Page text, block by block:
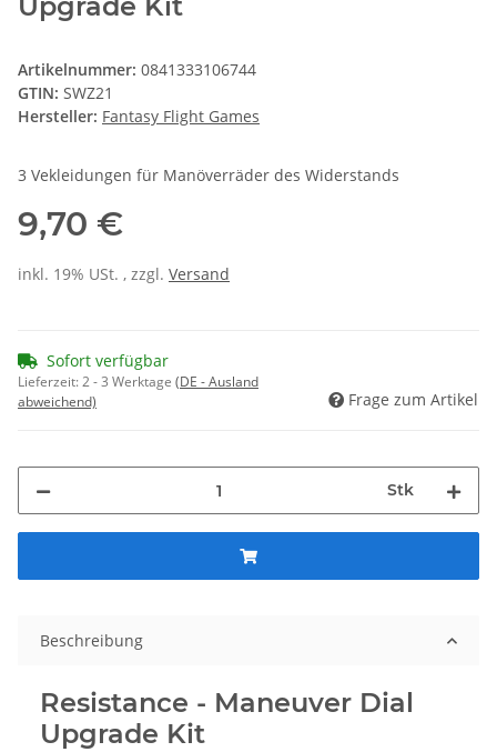
Artikelnummer: 0841333106744
GTIN: SWZ21
Hersteller: Fantasy Flight Games
3 Vekleidungen für Manöverräder des Widerstands
9,70 €
inkl. 19% USt. , zzgl. Versand
Sofort verfügbar
Lieferzeit:2 - 3 Werktage (DE - Ausland
abweichend)
Frage zum Artikel
Stk
Beschreibung
Resistance - Maneuver Dial
Upgrade Kit